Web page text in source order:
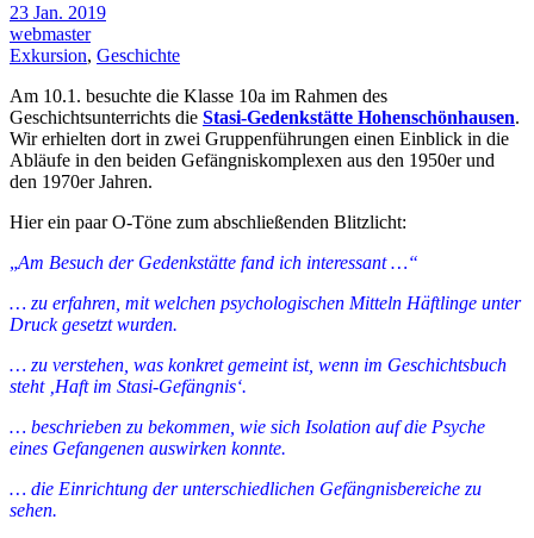
23 Jan. 2019
webmaster
Exkursion, Geschichte
Am 10.1. besuchte die Klasse 10a im Rahmen des
Geschichtsunterrichts die Stasi-Gedenkstätte Hohenschönhausen.
Wir erhielten dort in zwei Gruppenführungen einen Einblick in die
Abläufe in den beiden Gefängniskomplexen aus den 1950er und
den 1970er Jahren.
Hier ein paar O-Töne zum abschließenden Blitzlicht:
„Am Besuch der Gedenkstätte fand ich interessant …“
… zu erfahren, mit welchen psychologischen Mitteln Häftlinge unter
Druck gesetzt wurden.
… zu verstehen, was konkret gemeint ist, wenn im Geschichtsbuch
steht ‚Haft im Stasi-Gefängnis‘.
… beschrieben zu bekommen, wie sich Isolation auf die Psyche
eines Gefangenen auswirken konnte.
… die Einrichtung der unterschiedlichen Gefängnisbereiche zu
sehen.